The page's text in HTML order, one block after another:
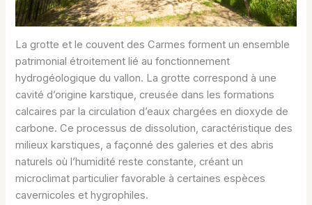
La grotte et le couvent des Carmes forment un ensemble
patrimonial étroitement lié au fonctionnement
hydrogéologique du vallon. La grotte correspond à une
cavité d’origine karstique, creusée dans les formations
calcaires par la circulation d’eaux chargées en dioxyde de
carbone. Ce processus de dissolution, caractéristique des
milieux karstiques, a façonné des galeries et des abris
naturels où l’humidité reste constante, créant un
microclimat particulier favorable à certaines espèces
cavernicoles et hygrophiles.